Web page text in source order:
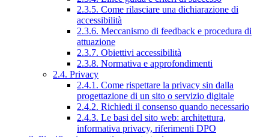
2.3.5. Come rilasciare una dichiarazione di
accessibilità
2.3.6. Meccanismo di feedback e procedura di
attuazione
2.3.7. Obiettivi accessibilità
2.3.8. Normativa e approfondimenti
2.4. Privacy
2.4.1. Come rispettare la privacy sin dalla
progettazione di un sito o servizio digitale
2.4.2. Richiedi il consenso quando necessario
2.4.3. Le basi del sito web: architettura,
informativa privacy, riferimenti DPO